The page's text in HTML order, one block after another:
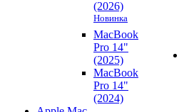
(2026)
Новинка
MacBook
Pro 14"
(2025)
MacBook
Pro 14"
(2024)